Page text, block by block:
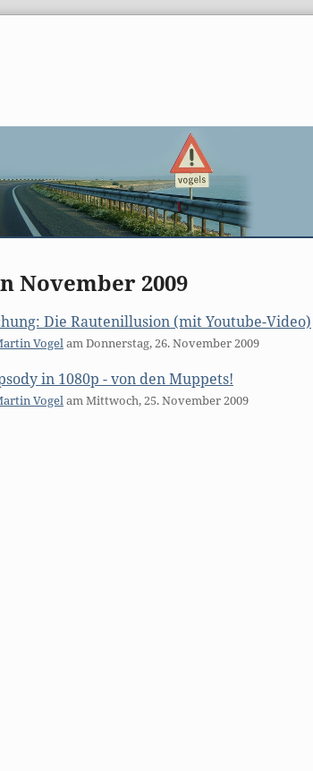
November 2009
Die Rautenillusion (mit Youtube-Video)
VogelamDonnerstag, 26. November 2009
in 1080p - von den Muppets!
VogelamMittwoch, 25. November 2009